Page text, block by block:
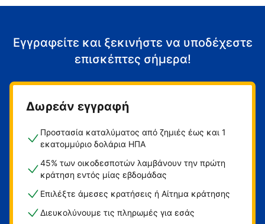
Εγγραφείτε και ξεκινήστε να υποδέχεστε
επισκέπτες σήμερα!
Δωρεάν εγγραφή
Προστασία καταλύματος από ζημιές έως και 1
εκατομμύριο δολάρια ΗΠΑ
45% των οικοδεσποτών λαμβάνουν την πρώτη
κράτηση εντός μίας εβδομάδας
Επιλέξτε άμεσες κρατήσεις ή Αίτημα κράτησης
Διευκολύνουμε τις πληρωμές για εσάς